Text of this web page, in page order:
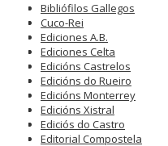
Bibliófilos Gallegos
Cuco-Rei
Ediciones A.B.
Ediciones Celta
Edicións Castrelos
Edicións do Rueiro
Edicións Monterrey
Edicións Xistral
Ediciós do Castro
Editorial Compostela